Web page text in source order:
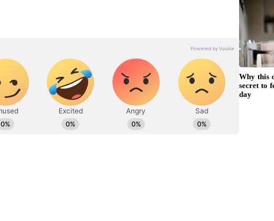
தாக்கத்தை ஏற்படுத்தாத நிலையில் கேகேஆர் அவரை
இந்த ஏலத்தில் பங்கேற்றார். அவரைச் சுற்றி ஏலத்தில்
ஜெயிண்ட்ஸ் வெங்கடேஷ் ஐயரை மீண்டும் அணிக்குள்
8 கோடி ரூபாய் விலைக்குப் போட்டியிட்டது. ஆனால்